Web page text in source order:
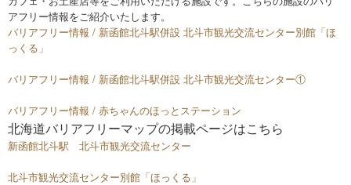
アフリー情報をご紹介いたします。
バリアフリー情報 / 新函館北斗駅併設 北斗市観光交流センター別館「ほ
っくる」
バリアフリー情報 / 新函館北斗駅併設 北斗市観光交流センター①
バリアフリー情報 / 赤ちゃんのほっとステーション
北海道バリアフリーマップの掲載ページはこちら
新函館北斗駅 北斗市観光交流センター
北斗市観光交流センター別館「ほっくる」